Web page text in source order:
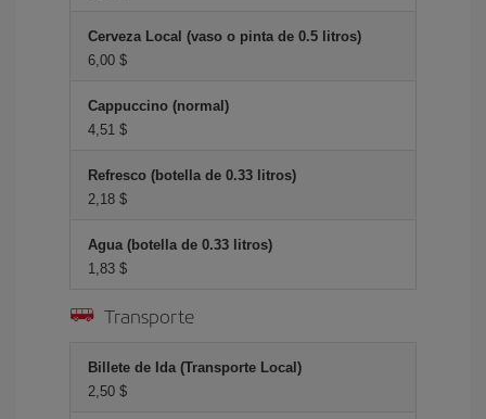
Cerveza Local (vaso o pinta de 0.5 litros)
6,00 $
Cappuccino (normal)
4,51 $
Refresco (botella de 0.33 litros)
2,18 $
Agua (botella de 0.33 litros)
1,83 $
Transporte
Billete de Ida (Transporte Local)
2,50 $